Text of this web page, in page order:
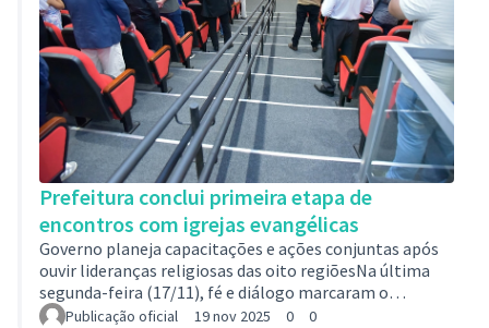
Prefeitura conclui primeira etapa de
encontros com igrejas evangélicas
Governo planeja capacitações e ações conjuntas após
ouvir lideranças religiosas das oito regiõesNa última
segunda-feira (17/11), fé e diálogo marcaram o
encerramento do primeiro ciclo de reuniões entre a
Publicação oficial 19 nov 2025 0 0